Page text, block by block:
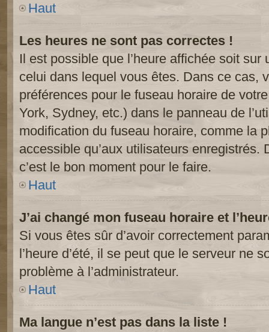
Haut
Les heures ne sont pas correctes !
Il est possible que l’heure affichée soit
celui dans lequel vous êtes. Dans ce cas,
préférences pour le fuseau horaire de
York, Sydney, etc.) dans le panneau de
modification du fuseau horaire, comme la
accessible qu’aux utilisateurs enregistrés.
c’est le bon moment pour le faire.
Haut
J’ai changé mon fuseau horaire et
Si vous êtes sûr d’avoir correctement
l’heure d’été, il se peut que le serveur ne
problème à l’administrateur.
Haut
Ma langue n’est pas dans la liste !